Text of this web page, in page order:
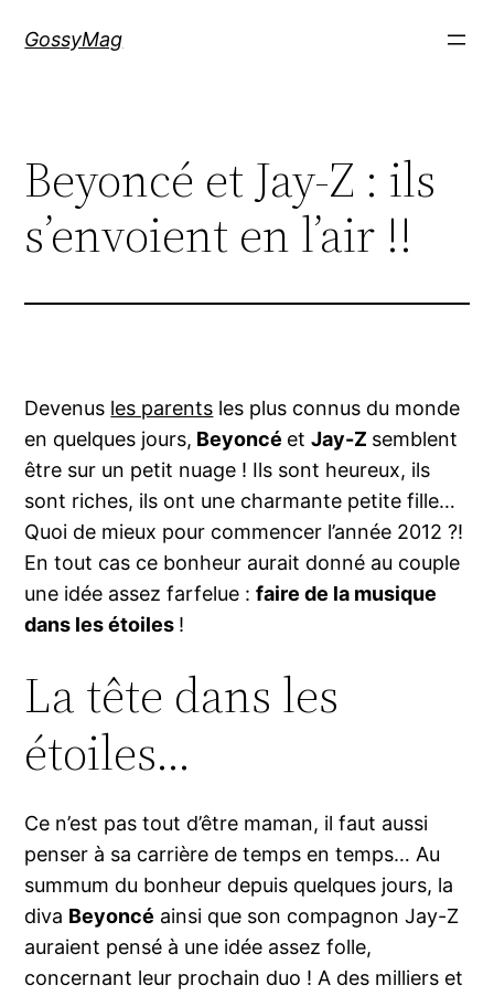
GossyMag
Beyoncé et Jay-Z : ils
s’envoient en l’air !!
Devenus les parents les plus connus du monde
en quelques jours, Beyoncé etJay-Z semblent
être sur un petit nuage ! Ils sont heureux, ils
sont riches, ils ont une charmante petite fille…
Quoi de mieux pour commencer l’année 2012 ?!
En tout cas ce bonheur aurait donné au couple
une idée assez farfelue :faire de la musique
dans les étoiles !
La tête dans les
étoiles…
Ce n’est pas tout d’être maman, il faut aussi
penser à sa carrière de temps en temps… Au
summum du bonheur depuis quelques jours, la
diva Beyoncé ainsi que son compagnon Jay-Z
auraient pensé à une idée assez folle,
concernant leur prochain duo ! A des milliers et